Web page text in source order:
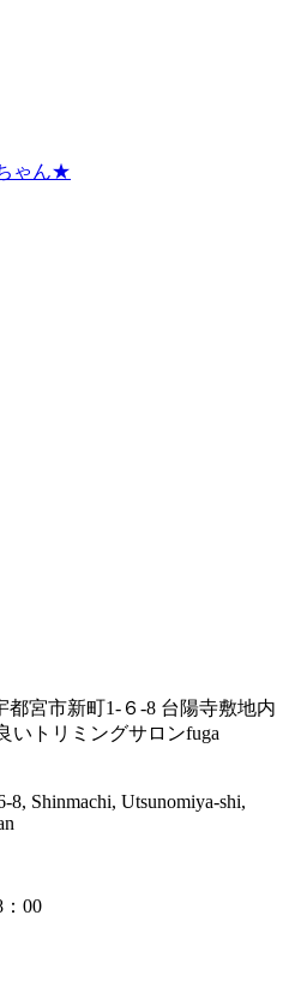
ゃん★
宮市新町1-６-8 台陽寺敷地内
いトリミングサロンfuga
8, Shinmachi, Utsunomiya-shi,
00